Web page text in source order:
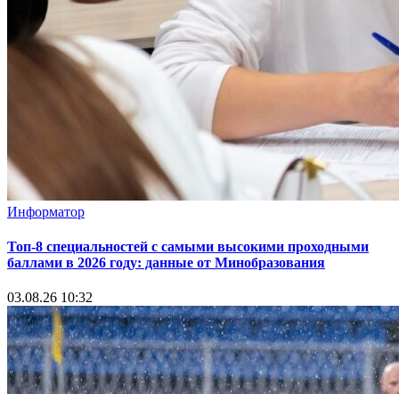
Информатор
Топ-8 специальностей с самыми высокими проходными
баллами в 2026 году: данные от Минобразования
03.08.26 10:32